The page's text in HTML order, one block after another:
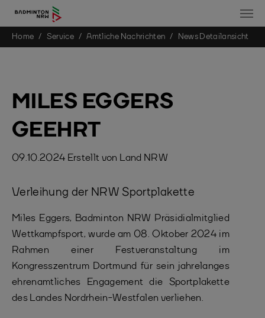
Skip to main content
You are here:
Home Service Amtliche Nachrichten News Detailansicht
MILES EGGERS
GEEHRT
09.10.2024 Erstellt von Land NRW
Verleihung der NRW Sportplakette
Miles Eggers, Badminton NRW Präsidialmitglied
Wettkampfsport, wurde am 08. Oktober 2024 im
Rahmen einer Festveranstaltung im
Kongresszentrum Dortmund für sein jahrelanges
ehrenamtliches Engagement die Sportplakette
des Landes Nordrhein-Westfalen verliehen.